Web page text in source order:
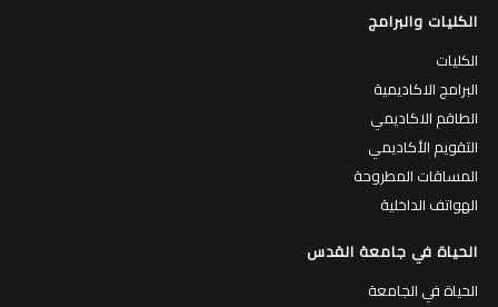
المنح والمساعدات المالية
برنامج الزائر الدولي
الكليات والبرامج
الكليات
البرامج الاكاديمية
الطاقم الاكاديمي
المساقات المطروحة
الهواتف الداخلية